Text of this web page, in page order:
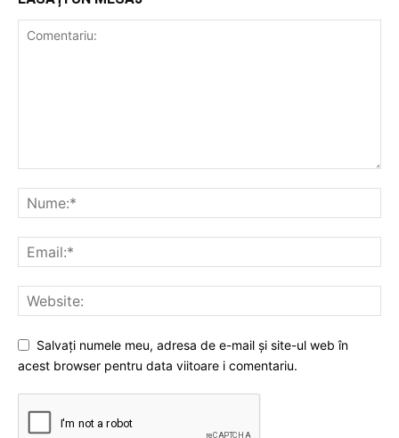
Salvați numele meu, adresa de e-mail și site-ul web în
acest browser pentru data viitoare i comentariu.